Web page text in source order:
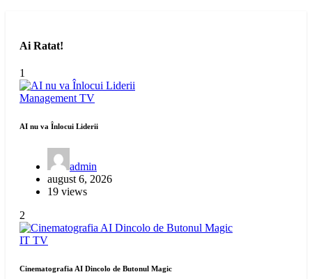
Ai Ratat!
1
Management TV
AI nu va Înlocui Liderii
admin
august 6, 2026
19 views
2
IT TV
Cinematografia AI Dincolo de Butonul Magic